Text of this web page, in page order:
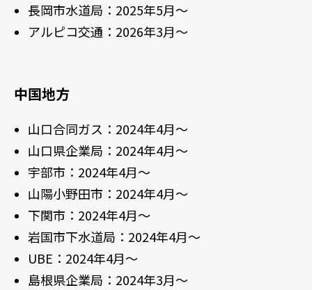
長岡市水道局：2025年5月～
アルピコ交通：2026年3月～
中国地方
山口合同ガス：2024年4月～
山口県企業局：2024年4月～
宇部市：2024年4月～
山陽小野田市：2024年4月～
下関市：2024年4月～
岩国市下水道局：2024年4月～
UBE：2024年4月～
島根県企業局：2024年3月～